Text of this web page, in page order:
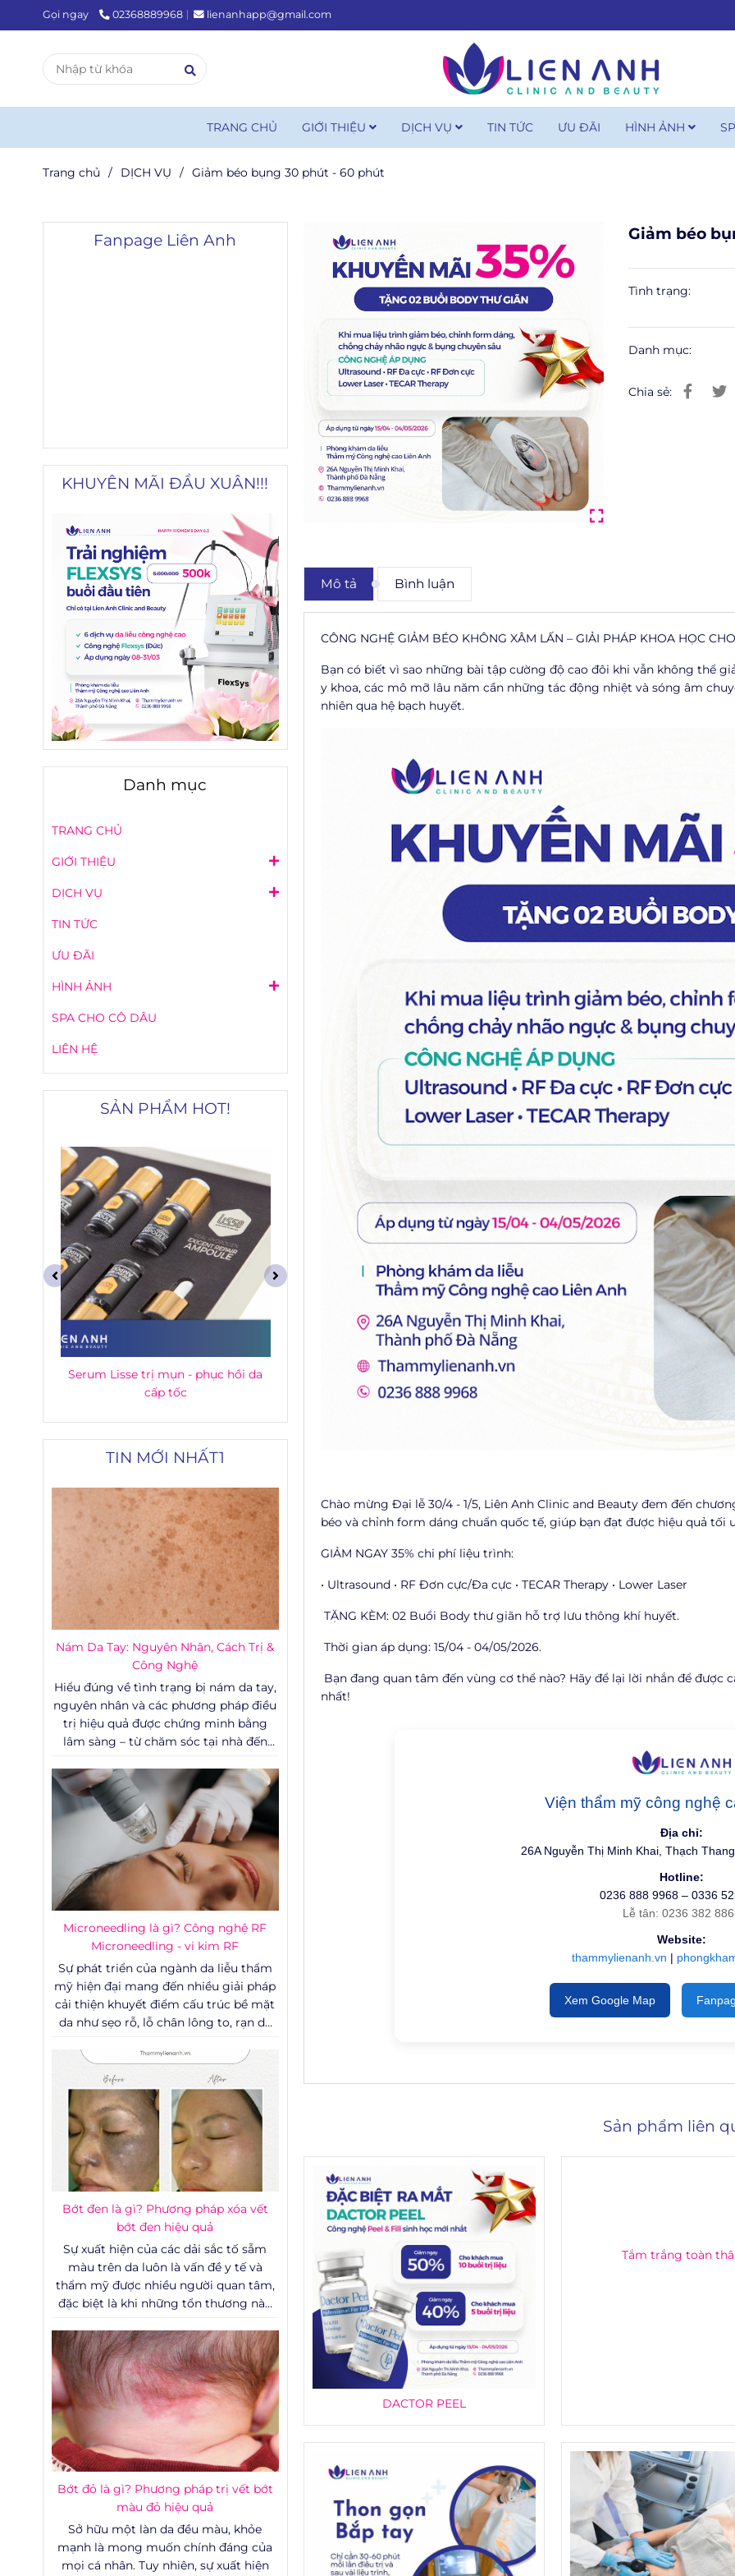
Gọi ngay 02368889968 lienanhapp@gmail.com
TRANG CHỦ GIỚI THIỆU DỊCH VỤ TIN TỨC ƯU ĐÃI HÌNH ẢNH
Trang chủ / DỊCH VỤ / Giảm béo bụng 30 phút - 60 phút
Giảm béo
Tình trạng:
Danh mục:
Chia sẻ:
Mô tả Bình luận
CÔNG NGHỆ GIẢM BÉO KHÔNG XÂM LẤN – GIẢI PHÁP KHOA HỌC
Bạn có biết vì sao những bài tập cường độ cao đôi khi vẫn không thể
y khoa, các mô mỡ lâu năm cần những tác động nhiệt và sóng âm
nhiên qua hệ bạch huyết.
Chào mừng Đại lễ 30/4 - 1/5, Liên Anh Clinic and Beauty đem đến
béo và chỉnh form dáng chuẩn quốc tế, giúp bạn đạt được hiệu quả tối
GIẢM NGAY 35% chi phí liệu trình:
• Ultrasound • RF Đơn cực/Đa cực • TECAR Therapy • Lower Laser
TẶNG KÈM: 02 Buổi Body thư giãn hỗ trợ lưu thông khí huyết.
Thời gian áp dụng: 15/04 - 04/05/2026.
Bạn đang quan tâm đến vùng cơ thể nào? Hãy để lại lời nhắn để được
nhất!
Viện thẩm mỹ công nghệ
Địa chỉ:
26A Nguyễn Thị Minh Khai, Thạch
Hotline:
0236 888 9968 – 0336
Lễ tân: 0236 382
Website:
thammylienanh.vn |
Xem Google Map
Sản phẩm liên
DACTOR PEEL
Fanpage Liên Anh
KHUYÊN MÃI ĐẦU XUÂN!!!
Danh mục
TRANG CHỦ
GIỚI THIỆU
DỊCH VỤ
TIN TỨC
ƯU ĐÃI
HÌNH ẢNH
SPA CHO CÔ DÂU
LIÊN HỆ
SẢN PHẨM HOT!
Serum Lisse trị mụn - phục hồi da
cấp tốc
Gel dưỡng ẩm lô hội Desembre Aloe
Vera Gel 500ml
Vi kim tảo biển Desembre cấy
TIN MỚI NHẤT1
Nám Da Tay: Nguyên Nhân, Cách Trị &
Công Nghệ
Hiểu đúng về tình trạng bị nám da tay,
nguyên nhân và các phương pháp điều
trị hiệu quả được chứng minh bằng
lâm sàng – từ chăm sóc tại nhà đến
Microneedling là gì? Công nghệ RF
Microneedling - vi kim RF
Sự phát triển của ngành da liễu thẩm
mỹ hiện đại mang đến nhiều giải pháp
cải thiện khuyết điểm cấu trúc bề mặt
da như sẹo rỗ, lỗ chân lông to, rạn da
các công nghệ can thiệp ít xâm lấn, sự
kết hợp giữa cơ học và năng lượng
sóng vô tuyến đang trở thành một xu
hướng được đánh giá cao về mặt lâm
sàng nhờ khả năng phục hồi tổn
thương sâu mà không đòi hỏi thời gian
nghỉ dưỡng quá dài.
Bớt đen là gì? Phương pháp xóa vết
bớt đen hiệu quả
Sự xuất hiện của các dải sắc tố sẫm
màu trên da luôn là vấn đề y tế và
thẩm mỹ được nhiều người quan tâm,
đặc biệt là khi những tổn thương này
Bớt đỏ là gì? Phương pháp trị vết bớt
màu đỏ hiệu quả
Sở hữu một làn da đều màu, khỏe
mạnh là mong muốn chính đáng của
mọi cá nhân. Tuy nhiên, sự xuất hiện